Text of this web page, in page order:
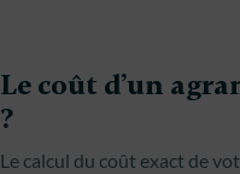
Le coût d’un
?
Le calcul du coût exact de